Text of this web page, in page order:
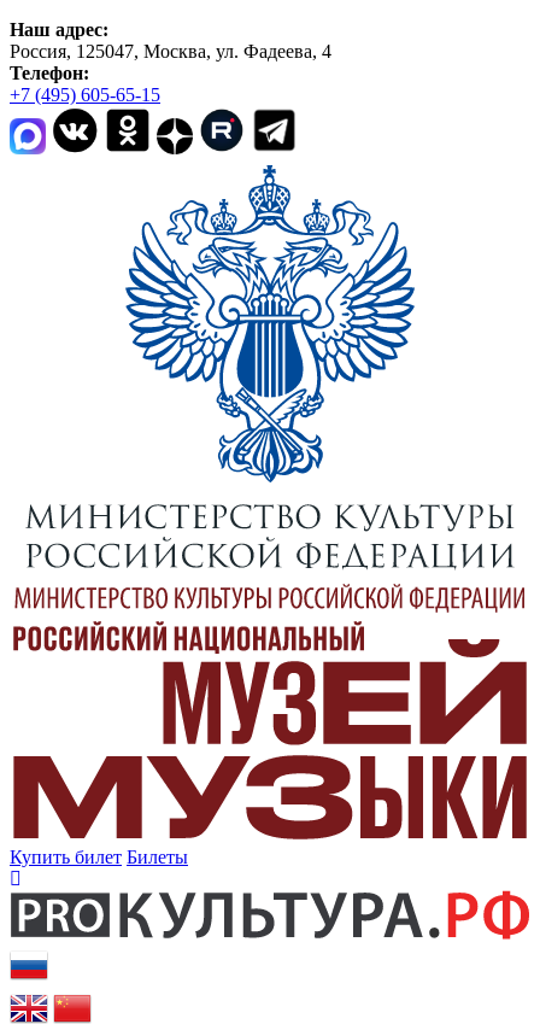
Наш адрес:
Россия, 125047, Москва, ул. Фадеева, 4
Телефон:
+7 (495) 605-65-15
Купить билет Билеты